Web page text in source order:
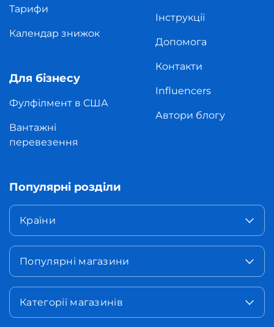
Тарифи
Календар знижок
Для бізнесу
Фулфілмент в США
Вантажні
перевезення
Інструкції
Допомога
Контакти
Influencers
Автори блогу
Популярні розділи
Країни
Популярні магазини
Категорії магазинів